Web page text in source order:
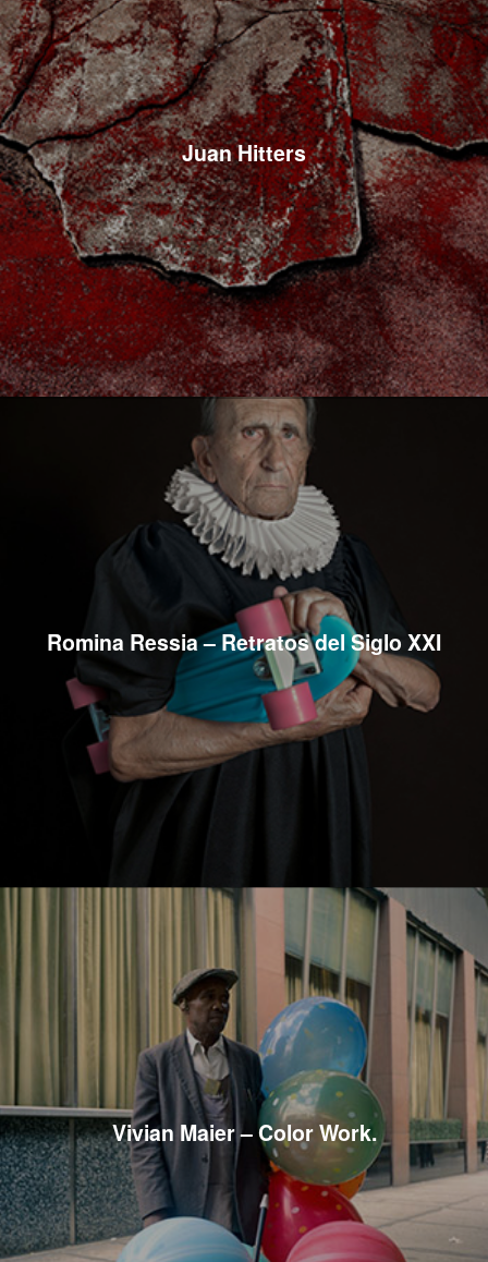
Juan Hitters
Romina Ressia – Retratos del Siglo XXI
Vivian Maier – Color Work.